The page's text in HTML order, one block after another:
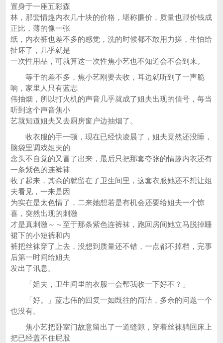
置身于一座五彩森
林，那套情趣内衣几十块的价格，堪称廉价，质量也跟价钱成
正比，薄的像一张
纸，内衣裤也差不多的感觉，洗的时候都不敢用力搓，生怕给
扯坏了，几乎就是
一次性用品，可就算这一次性焦小艺也不知道会不会到来。
等干的差不多，焦小艺刚要去收，耳边就听到了一声脆
响，家里人只有蓝志
伟抽烟，所以打火机的声音几乎就成了姐夫出现的信号，每当
听到这个声音焦小
艺就知道姐夫又去厨房窗户边抽烟了。
收衣服的手一顿，现在已经快凌晨了，姐夫竟然还没睡，
脑袋里调戏姐夫的
念头不自觉的又冒了出来，最后只把那套夸张的情趣内衣还有
一条紫色的连裤袜
收了起来，其余的就留在了卫生间里，这套衣服她还不想让姐
夫看见，一来是因
为实在是太色情了，二来她想若是有机会还要给姐夫一个惊
喜，突然出现的刺激
才是真刺激～～至于那条紫色连裤袜，跑回房间她立马脱掉睡
裙下的小短裤和内
裤把丝袜穿了上去，没想到质量还不错，一点都不掉档，完事
后第一时间给姐夫
发出了讯息。
「姐夫，卫生间里的衣服一会帮我收一下好不？」
「好。」蓝志伟的回复一如既往的简洁，多余的问题一个
也没有。
焦小艺把卧室门故意留出了一道缝隙，穿着丝袜躺回床上
把已经盖不住屁股